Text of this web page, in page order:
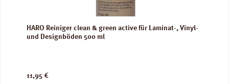
HARO Reiniger clean & green active für Laminat-, Vinyl-
und Designböden 500 ml
Regulärer Preis:
11,95 €